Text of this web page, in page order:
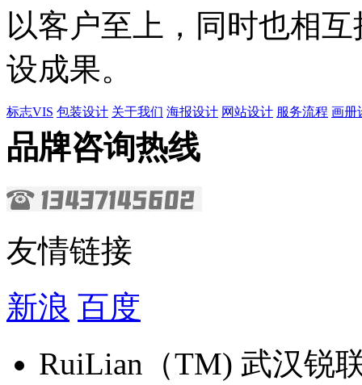
以客户至上，同时也相
设成果。
标志VIS 包装设计 关于我们 海报设计 网站设计 服务流程 画册
品牌咨询热线
友情链接
新浪 百度
​RuiLian（TM) 武汉锐